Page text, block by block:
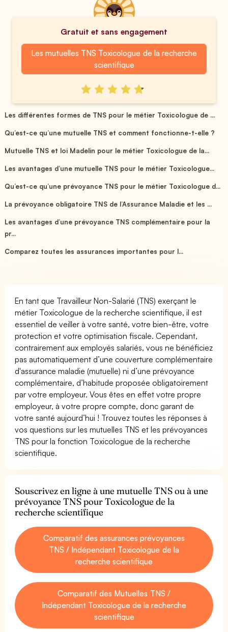
Gratuit et sans engagement
Les mutuelles TNS Toxicologue de la recherche
scientifique
Les différentes formes de TNS pour le métier Toxicologue de ...
Qu’est-ce qu’une mutuelle TNS et comment fonctionne-t-elle ?
Mutuelle TNS et loi Madelin pour le métier Toxicologue de la...
Les avantages d’une mutuelle TNS pour le métier Toxicologue...
Qu’est-ce qu’une prévoyance TNS pour le métier Toxicologue d...
La prévoyance obligatoire TNS de l’Assurance Maladie et les ...
Les avantages d’une prévoyance TNS complémentaire pour la
pr...
Comparez toutes les assurances importantes pour l...
En tant que Travailleur Non-Salarié (TNS) exerçant le
métier Toxicologue de la recherche scientifique, il est
essentiel de veiller à votre santé, votre bien-être, votre
protection et votre optimisation fiscale. Cependant,
contrairement aux employés salariés, vous ne bénéficiez
pas automatiquement d’une couverture complémentaire
d'assurance maladie (mutuelle) ni d’une prévoyance
complémentaire, d’habitude proposée obligatoirement
par votre employeur. Vous êtes en effet votre propre
employeur, à votre propre compte, donc garant de
votre santé aujourd’hui ! Trouvez toutes les réponses à
vos questions sur les mutuelles TNS et les prévoyances
TNS pour la fonction Toxicologue de la recherche
scientifique.
Souscrivez en ligne à une mutuelle TNS ou à une
prévoyance TNS pour Toxicologue de la
recherche scientifique
Comparatif des assurances prévoyances
TNS / Indépendant Toxicologue de la
recherche scientifique
Comparatif des Mutuelles TNS /
Indépendant Toxicologue de la recherche
scientifique